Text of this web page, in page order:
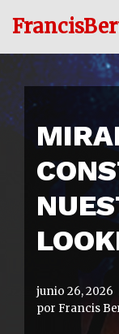
al
contenido
junio 26, 2026
por Francis